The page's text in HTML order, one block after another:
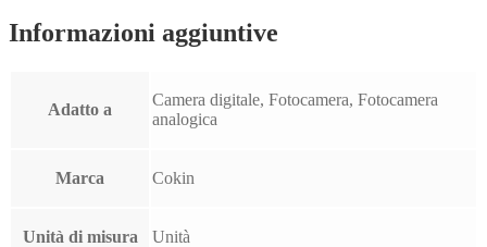
Informazioni aggiuntive
Adatto a
Camera digitale, Fotocamera, Fotocamera
analogica
Marca Cokin
Unità di misura Unità